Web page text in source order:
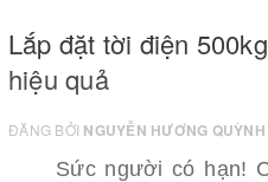
Lắp đặt tời điện
hiệu quả
ĐĂNG BỞI NGUYỄN HƯƠNG QUỲNH
Sức người có hạn!